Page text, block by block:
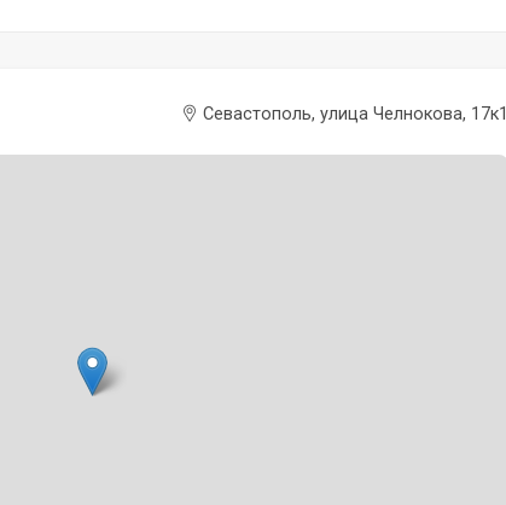
Севастополь, улица Челнокова, 17к1